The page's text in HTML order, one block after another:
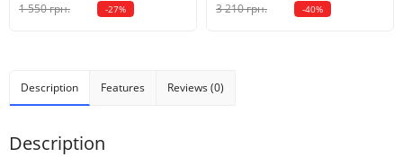
1 550 грн. -27% 3 210 грн. -40%
Description Features Reviews (0)
Description